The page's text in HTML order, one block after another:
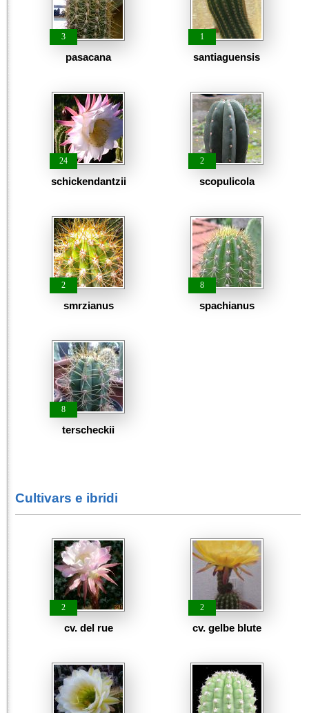
3
pasacana
1
santiaguensis
24
schickendantzii
2
scopulicola
2
smrzianus
8
spachianus
8
terscheckii
Cultivars e ibridi
2
cv. del rue
2
cv. gelbe blute